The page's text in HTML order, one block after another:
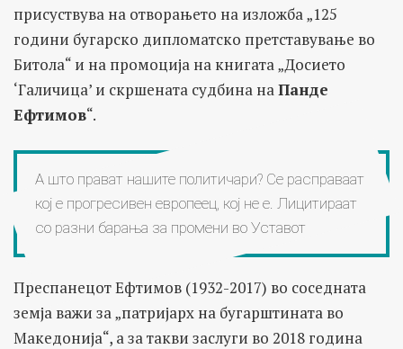
присуствува на отворањето на изложба „125
години бугарско дипломатско претставување во
Битола“ и на промоција на книгата „Досието
‘Галичица’ и скршената судбина наПанде
Ефтимов“.
А што прават нашите политичари? Се расправаат
кој е прогресивен европеец, кој не е. Лицитираат
со разни барања за промени во Уставот
Преспанецот Ефтимов (1932-2017) во соседната
земја важи за „патријарх на бугарштината во
Македонија“, а за такви заслуги во 2018 година